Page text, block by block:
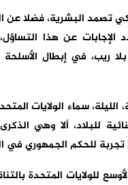
تصمد البشرية، فضلا عن
الإجابات عن هذا
ريب، في إبطال الأسلحة
الليلة، سماء الولايات
للبلاد، ألا وهي
تجربة للحكم الجمهوري في
للولايات المتحدة